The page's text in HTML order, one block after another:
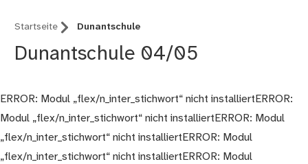
Startseite Dunantschule
Dunantschule 04/05
ERROR: Modul „flex/n_inter_stichwort“ nicht installiertERROR:
Modul „flex/n_inter_stichwort“ nicht installiertERROR: Modul
„flex/n_inter_stichwort“ nicht installiertERROR: Modul
„flex/n_inter_stichwort“ nicht installiertERROR: Modul